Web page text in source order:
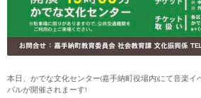
本日、かでな文化センター(嘉手納町役場内)にて音楽イ
バルが開催されまーす!